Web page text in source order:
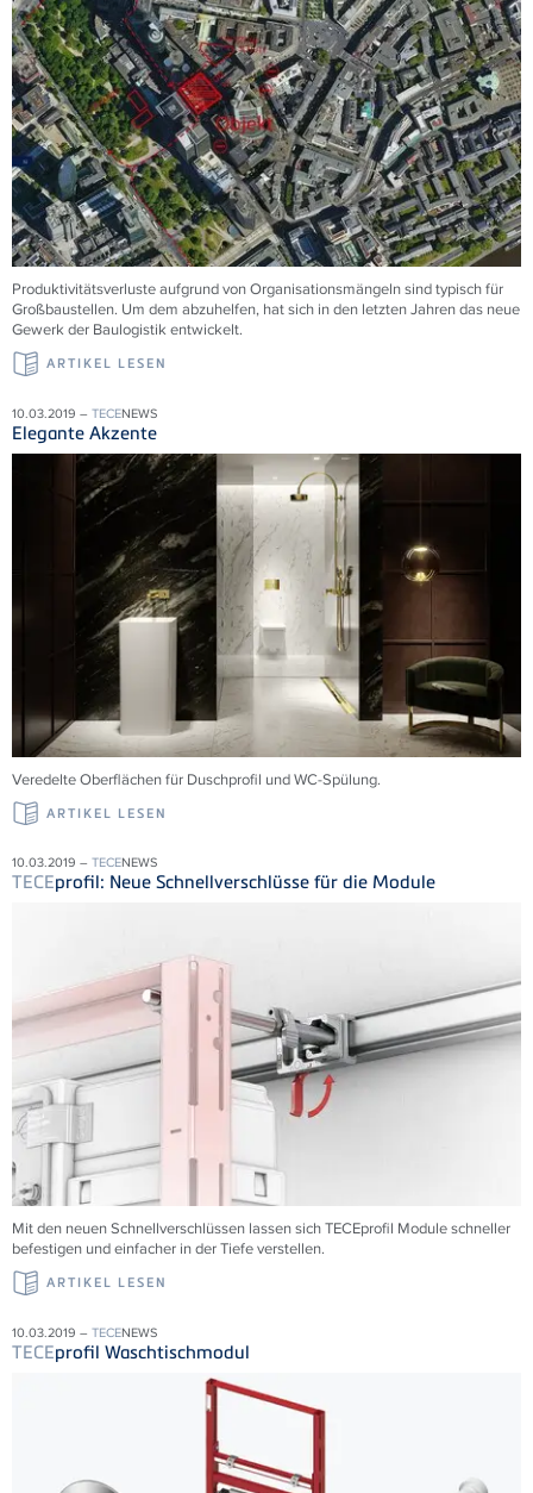
Produktivitätsverluste aufgrund von Organisationsmängeln sind typisch für
Großbaustellen. Um dem abzuhelfen, hat sich in den letzten Jahren das neue
Gewerk der Baulogistik entwickelt.
ARTIKEL LESEN
10.03.2019 – TECENEWS
Elegante Akzente
Veredelte Oberflächen für Duschprofil und WC-Spülung.
ARTIKEL LESEN
10.03.2019 – TECENEWS
TECEprofil: Neue Schnellverschlüsse für die Module
Mit den neuen Schnellverschlüssen lassen sich TECEprofil Module schneller
befestigen und einfacher in der Tiefe verstellen.
ARTIKEL LESEN
10.03.2019 – TECENEWS
TECEprofil Waschtischmodul